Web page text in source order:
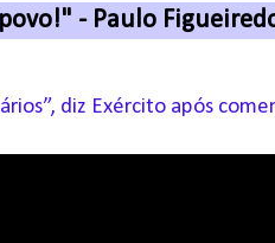
- Paulo
diz Exército após